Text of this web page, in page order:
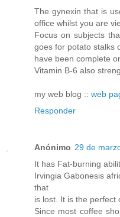
The gynexin that is
office whilst you are
Focus on subjects
goes for potato stalks
have been complete
Vitamin B-6 also
my web blog :: web
Responder
Anónimo 29 de
It has Fat-burning
Irvingia Gabonesis
that
is lost. It is the perfect
Since most coffee